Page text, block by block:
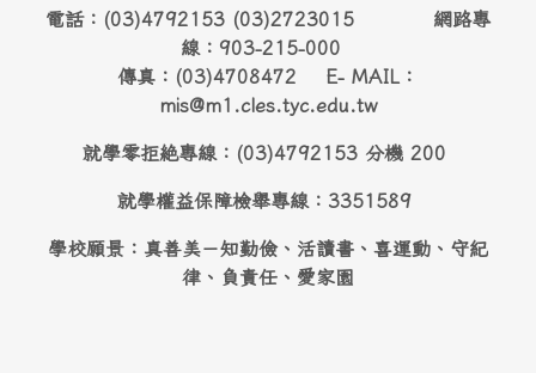
電話：(03)4792153 (03)2723015 網路專
線：903-215-000
傳真：(03)4708472 E- MAIL：
mis@m1.cles.tyc.edu.tw
就學零拒絶專線：(03)4792153 分機 200
就學權益保障檢舉專線：3351589
學校願景：真善美－知勤儉、活讀書、喜運動、守紀
律、負責任、愛家園